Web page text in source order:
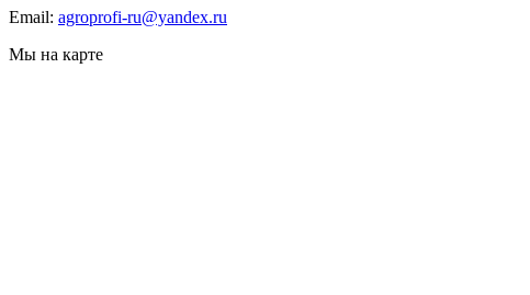
Email: agroprofi-ru@yandex.ru
Мы на карте